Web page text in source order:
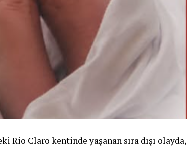
Rio Claro kentinde yaşanan sıra dışı olayda,